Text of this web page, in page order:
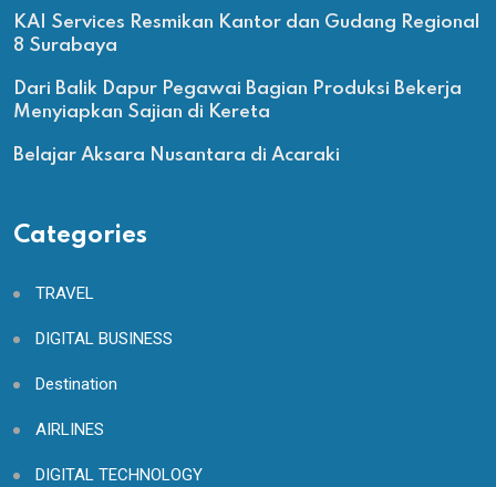
KAI Services Resmikan Kantor dan Gudang Regional
8 Surabaya
Dari Balik Dapur Pegawai Bagian Produksi Bekerja
Menyiapkan Sajian di Kereta
Belajar Aksara Nusantara di Acaraki
Categories
TRAVEL
DIGITAL BUSINESS
Destination
AIRLINES
DIGITAL TECHNOLOGY